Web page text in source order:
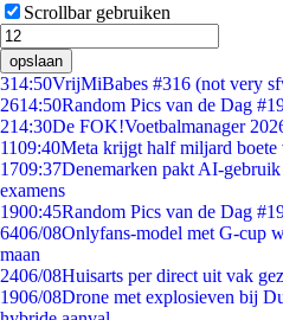
Scrollbar gebruiken
opslaan
314:50VrijMiBabes #316 (not very
2614:50Random Pics van de Dag
214:30De FOK!Voetbalmanager
1109:40Meta krijgt half miljard boete
1709:37Denemarken pakt AI-
examens
1900:45Random Pics van de Dag
6406/08Onlyfans-model met G-cup
maan
2406/08Huisarts per direct uit vak
1906/08Drone met explosieven bij